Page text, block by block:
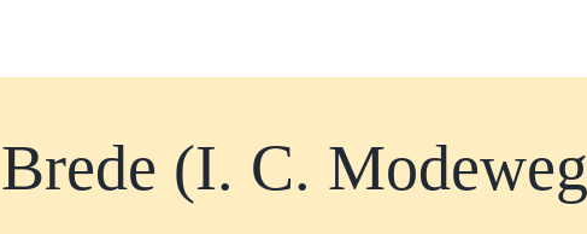
Brede (I. C.